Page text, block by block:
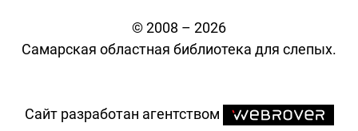
© 2008 – 2026
Самарская областная библиотека для слепых.
Сайт разработан агентством